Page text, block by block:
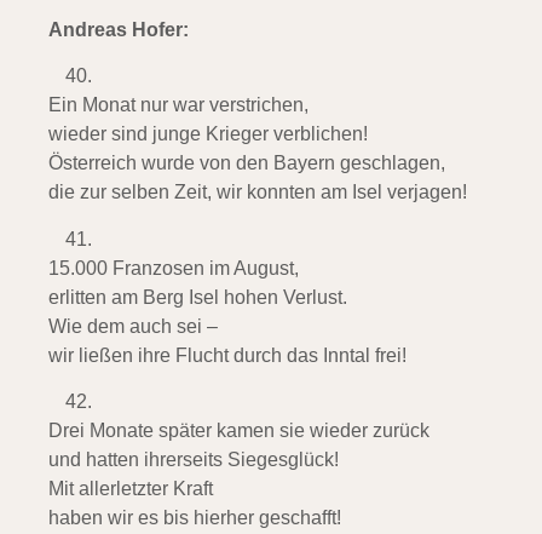
Andreas Hofer:
Ein Monat nur war verstrichen,
wieder sind junge Krieger verblichen!
Österreich wurde von den Bayern geschlagen,
die zur selben Zeit, wir konnten am Isel verjagen!
15.000 Franzosen im August,
erlitten am Berg Isel hohen Verlust.
Wie dem auch sei –
wir ließen ihre Flucht durch das Inntal frei!
Drei Monate später kamen sie wieder zurück
und hatten ihrerseits Siegesglück!
Mit allerletzter Kraft
haben wir es bis hierher geschafft!